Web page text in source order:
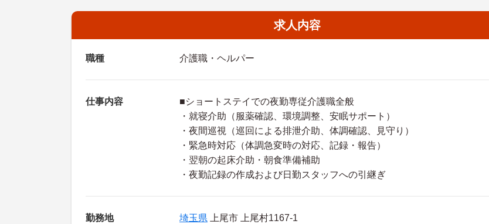
求人内容
職種 介護職・ヘルパー
仕事内容
■ショートステイでの夜勤専従介護職全般
・就寝介助（服薬確認、環境調整、安眠サポート）
・夜間巡視（巡回による排泄介助、体調確認、見守り）
・緊急時対応（体調急変時の対応、記録・報告）
・翌朝の起床介助・朝食準備補助
・夜勤記録の作成および日勤スタッフへの引継ぎ
勤務地 埼玉県 上尾市 上尾村1167‐1